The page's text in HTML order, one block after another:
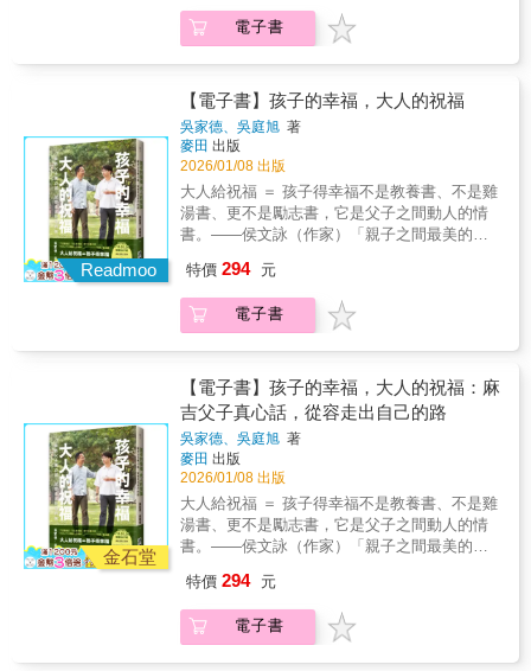
給夫妻、家庭、教會，乃至全世界的一份無價
之禮。」——克里斯多福與瑞秋．麥克拉斯基
（Christopher and Rachel McCluskey），《二
來新的生命與盼望。繫好安全帶，準備迎接一
連串真正令人驚嘆的全新啟發吧！」——戴夫
與安、威爾森（Dave and Ann Wition），《今
日家庭生活》節目主持人「這本書真是顆寶
石！桑蒂和邁可以簡潔又引人入勝的筆觸，為
夫妻們提供了珍貴的洞見與立即可行的具體步
驟，幫助他們改善婚姻與性生活。我一定會在
——黛布拉．泰勒（Detra L. Taylor）婚姻與家
庭治療師「我們一起閱讀了這本書，並一致認
為桑蒂和邁可以專業而到位的方式，分享了每
對夫妻都需要了解的、實用且真實的婚姻與性
（Montell and Kristin Jordan），《我們就是這
樣做的：讓你的婚姻成為傑作》作者「書中結
合了令人耳目一新的當代性研究以及頁頁可實
踐的應用建議，能為婚姻帶來全方位的更新，
不論是在臥室內或外。每對夫妻（包括我們自
己）都能從這本書中受益！」——戴夫與艾希
莉．威利斯（Dave and Ashley Willis），《裸
婚》作者、播客主持人「《親密限定》結合了
作者的專業經驗與全新的紮實研究，能幫助你
不再憑空猜測，開啟更親密的婚姻與性關係。
一定要讀！」——朗與南．迪爾（Ron and Nan
Deal），賦予愛的力量研習會講師、《重建
愛：混合家庭的愛之道》作者「這本書解鎖那
子被看見、被尊重、被信任。每章皆以生活案
例開場，並附有練習指引，讓父母能將理解化
為行動，修正溝通模式，在陪伴中成長，讓家
天，知識可以被取代，但理解自己、感受他
人、面對世界的力量，才是孩子一生的底氣。
這本書不講空泛理論，也不販賣焦慮，而是幫
你看懂親子關係的心理運作，讓「愛」不再變
成壓力，而成為孩子成長的力量源泉。教育，
不是塑造一個完美的孩子，而是讓他有力量面
對不完美的世界。這不是一本教你「如何當好
見」的書。
定的家人怎麼辦？等等、等等，在想怎麼辦之
前，先思考對你來說，什麼是家？真正的家，
眼，大至想逃家，總有一個與你有關！〆過年
帶老母出門，被從頭嫌到尾〆16歲時，我發現
爸爸有外遇……〆我媽是全方面的控制狂暴
君！〆重男輕女的家庭，讓人窒息……這一
次，不告訴你怎麼拯救別人，只教你如何「自
保」。✦刻骨經驗╳理性分析╳生動譬喻馬克
親身經歷，看懂大家的痛……馬克說，高中是
他跟家裡處得最不好的時候，從與爸爸的肢體
衝突，到跟媽媽的情緒冷戰……可是他並沒有
歲。（別擔心，馬克媽還活得好好的，當時是
她決定主動搬家）這麼多年，他看見家人的另
一面、看見情緒，也看懂網友的來信……✦期
啊！」很多人面對家庭問題會這樣反駁。今天
不管我們長成了什麼樣的大人，永遠都可以責
怪：是原生家庭把我變成這樣的。但歸因之
後，問題解決了嗎？沒有。只有當你止息了心
中的苦，才真正止息了來自於上一代、上上一
代、乃至世世代代的苦。✦翻開這本書，從怨
靈小隊脫隊！❝你的內在就像是一群孩子，痛苦
則是其中的drama queen，但要記得，你才是這
定一個人。面對自己的過去是很了不起的決
定。長大的你、處理痛苦的你、帶傷前行的
你，這段路程就如同勇者鬥惡龍的冒險。而你
電子書
Readmoo
【電子書】孩子的幸福，大人的祝福
吳家德、吳庭旭 著
麥田 出版
2026/01/08 出版
大人給祝福 ＝ 孩子得幸福不是教養書、不是雞
湯書、更不是勵志書，它是父子之間動人的情
書。——侯文詠（作家）「親子之間最美的互
懂得說對不起、且能聆聽孩子的父親，一個懂
得付出關心、在爸爸運動受傷時停下腳步的兒
子。勵志暢銷作家吳家德與兒子的生命思索，
蜿蜒，才能踏實掌握生命選擇權。我不把自己
的遺憾，投射在孩子身上。我學生時代的成績
中等，沒有耀眼的名次。但我並不覺得那是失
敗，反而感謝那段平凡的日子，讓我懂得努力
的價值。許多父母容易陷入一種無形的補償心
理：「我當年沒做到的，就要孩子幫我完
成。」但這樣的期待，往往變成壓力。孩子的
人生，終究該由他自己去書寫。我時常提醒自
己：不要用「我覺得好的路」，取代「他想走
的方向」。我能做的，是分享經驗、提供資
物，不是「安排好的人生」，而是「相信他能
自己安排人生」。——吳家德回頭看書中我寫
的這十篇文章，它們都源自生活裡的自然片
特價 294 元
電子書
金石堂
【電子書】孩子的幸福，大人的祝福：麻
吉父子真心話，從容走出自己的路
吳家德、吳庭旭 著
麥田 出版
2026/01/08 出版
大人給祝福 ＝ 孩子得幸福不是教養書、不是雞
湯書、更不是勵志書，它是父子之間動人的情
書。——侯文詠（作家）「親子之間最美的互
懂得說對不起、且能聆聽孩子的父親，一個懂
得付出關心、在爸爸運動受傷時停下腳步的兒
子。勵志暢銷作家吳家德與兒子的生命思索，
特價 294 元
電子書